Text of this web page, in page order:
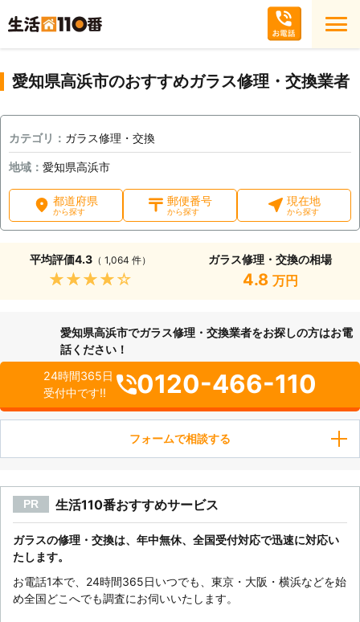
愛知県高浜市のおすすめガラス修理・交換業者
カテゴリ： ガラス修理・交換
地域： 愛知県高浜市
都道府県
から探す
郵便番号
から探す
現在地
から探す
平均評価4.3（ 1,064 件）
★★★★★
ガラス修理・交換の相場
4.8 万円
愛知県高浜市でガラス修理・交換業者をお探しの方はお電
話ください！
24時間365日
受付中です!!
0120-466-110
フォームで相談する
PR 生活110番おすすめサービス
ガラスの修理・交換は、年中無休、全国受付対応で迅速に対応い
たします。
お電話1本で、24時間365日いつでも、東京・大阪・横浜などを始
め全国どこへでも調査にお伺いいたします。